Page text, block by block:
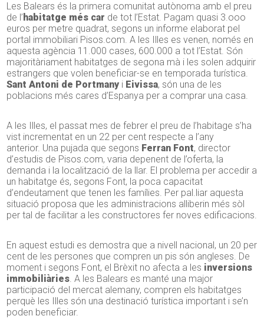
Les Balears és la primera comunitat autònoma amb el preu
de l’ habitatge més car de tot l’Estat. Pagam quasi 3.ooo
euros per metre quadrat, segons un informe elaborat pel
portal immobiliari Pisos.com. A les Illes es venen, només en
aquesta agència 11.000 cases, 600.000 a tot l’Estat. Són
majoritàriament habitatges de segona mà i les solen adquirir
estrangers que volen beneficiar-se en temporada turística.
Sant Antoni de Portmany i Eivissa, són una de les
poblacions més cares d’Espanya per a comprar una casa.
A les Illes, el passat mes de febrer el preu de l’habitage s’ha
vist incrementat en un 22 per cent respecte a l’any
anterior. Una pujada que segons Ferran Font, director
d’estudis de Pisos.com, varia depenent de l’oferta, la
demanda i la localització de la llar. El problema per accedir a
un habitatge és, segons Font, la poca capacitat
d’endeutament que tenen les famílies. Per pal.liar aquesta
situació proposa que les administracions alliberin més sòl
per tal de facilitar a les constructores fer noves edificacions.
En aquest estudi es demostra que a nivell nacional, un 20 per
cent de les persones que compren un pis són angleses. De
moment i segons Font, el Brèxit no afecta a les inversions
immobiliàries. A les Balears es manté una major
participació del mercat alemany, compren els habitatges
perquè les Illes són una destinació turística important i se’n
poden beneficiar.